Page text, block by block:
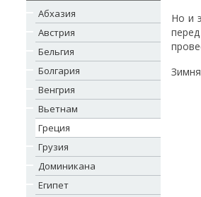
Абхазия
Австрия
Бельгия
Болгария
Венгрия
Вьетнам
Греция
Грузия
Доминикана
Египет
Но и